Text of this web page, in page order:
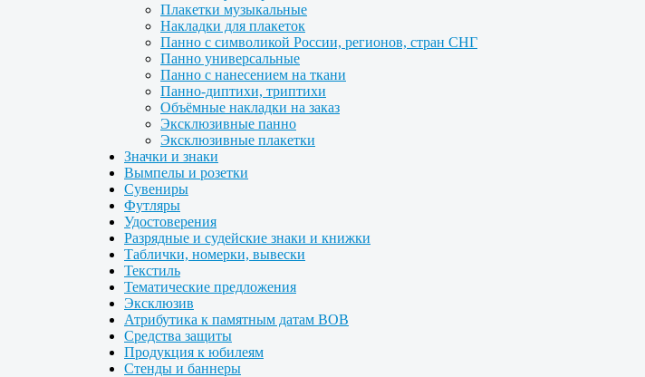
Плакетки музыкальные
Накладки для плакеток
Панно с символикой России, регионов, стран СНГ
Панно универсальные
Панно с нанесением на ткани
Панно-диптихи, триптихи
Объёмные накладки на заказ
Эксклюзивные панно
Эксклюзивные плакетки
Значки и знаки
Вымпелы и розетки
Сувениры
Футляры
Удостоверения
Разрядные и судейские знаки и книжки
Таблички, номерки, вывески
Текстиль
Тематические предложения
Эксклюзив
Атрибутика к памятным датам ВОВ
Средства защиты
Продукция к юбилеям
Стенды и баннеры